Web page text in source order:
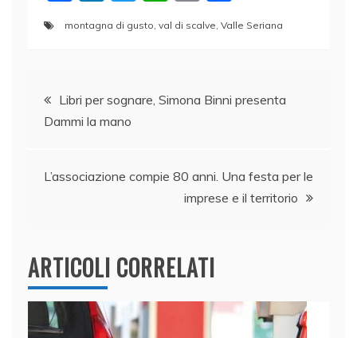
a
c
b
o
k
k
dI
n
w
itt
h
at
A
m
ai
o
n
vi
di
montagna di gusto val di scalve Valle Seriana
Navigazione
articoli
Libri per sognare, Simona Binni presenta
Dammi la mano
L’associazione compie 80 anni. Una festa per le
imprese e il territorio
ARTICOLI CORRELATI